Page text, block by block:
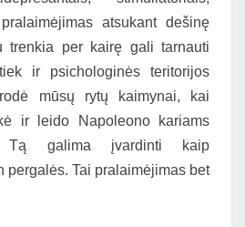
atsukant dešinę
trenkia per kairę gali tarnauti
ir psichologinės teritorijos
mūsų rytų kaimynai, kai
ir leido Napoleono kariams
Tą galima įvardinti kaip
pergalės. Tai pralaimėjimas bet